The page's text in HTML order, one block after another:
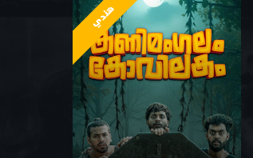
هندي